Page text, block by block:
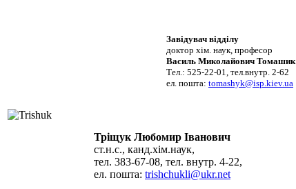
Завідувач відділу
доктор хім. наук, професор
Василь Миколайович Томашик
Тел.: 525-22-01, тел.внутр. 2-62
ел. пошта: tomashyk@isp.kiev.ua
Тріщук Любомир Іванович
ст.н.с., канд.хім.наук,
тел. 383-67-08, тел. внутр. 4-22,
ел. пошта: trishchukli@ukr.net